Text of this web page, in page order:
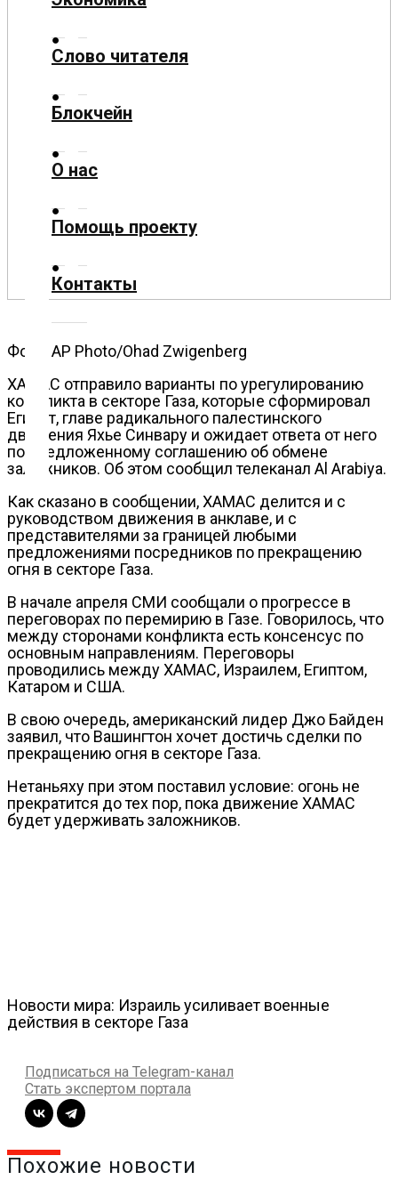
Экономика
Слово
Блокчейн
О
Помощь
проекту
Контакты
Слово читателя
Блокчейн
О нас
Помощь проекту
Контакты
Фото: AP Photo/Ohad Zwigenberg
ХАМАС отправило варианты по урегулированию
конфликта в секторе Газа, которые сформировал
Египет, главе радикального палестинского
движения Яхье Синвару и ожидает ответа от него
по предложенному соглашению об обмене
заложников. Об этом сообщил телеканал Al Arabiya.
Как сказано в сообщении, ХАМАС делится и с
руководством движения в анклаве, и с
представителями за границей любыми
предложениями посредников по прекращению
огня в секторе Газа.
В начале апреля СМИ сообщали о прогрессе в
переговорах по перемирию в Газе. Говорилось, что
между сторонами конфликта есть консенсус по
основным направлениям. Переговоры
проводились между ХАМАС, Израилем, Египтом,
Катаром и США.
В свою очередь, американский лидер Джо Байден
заявил, что Вашингтон хочет достичь сделки по
прекращению огня в секторе Газа.
Нетаньяху при этом поставил условие: огонь не
прекратится до тех пор, пока движение ХАМАС
будет удерживать заложников.
Новости мира: Израиль усиливает военные
действия в секторе Газа
Подписаться на Telegram-канал
Стать экспертом портала
Похожие новости